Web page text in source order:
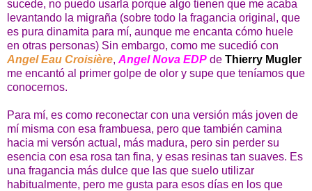
sucede, no puedo usarla porque algo tienen que me acaba
levantando la migraña (sobre todo la fragancia original, que
es pura dinamita para mí, aunque me encanta cómo huele
en otras personas) Sin embargo, como me sucedió con
Angel Eau Croisière, Angel Nova EDP de Thierry Mugler
me encantó al primer golpe de olor y supe que teníamos que
conocernos.
Para mí, es como reconectar con una versión más joven de
mí misma con esa frambuesa, pero que también camina
hacia mi versón actual, más madura, pero sin perder su
esencia con esa rosa tan fina, y esas resinas tan suaves. Es
una fragancia más dulce que las que suelo utilizar
habitualmente, pero me gusta para esos días en los que